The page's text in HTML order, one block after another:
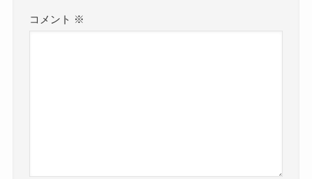
コメント ※